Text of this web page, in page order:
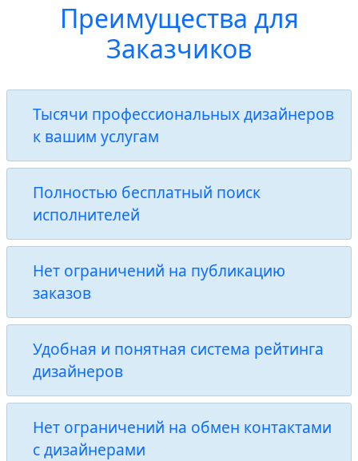
Преимущества для
Заказчиков
Тысячи профессиональных дизайнеров
к вашим услугам
Полностью бесплатный поиск
исполнителей
Нет ограничений на публикацию
заказов
Удобная и понятная система рейтинга
дизайнеров
Нет ограничений на обмен контактами
с дизайнерами